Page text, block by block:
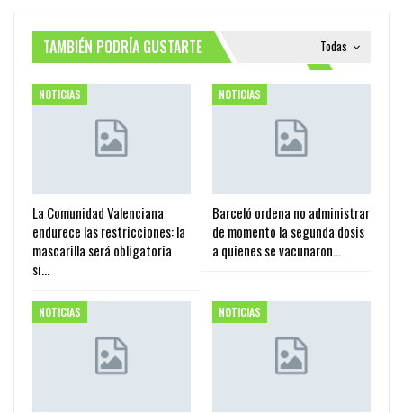
Todas
TAMBIÉN PODRÍA GUSTARTE
NOTICIAS
La Comunidad Valenciana
endurece las restricciones: la
mascarilla será obligatoria
si…
NOTICIAS
Barceló ordena no administrar
de momento la segunda dosis
a quienes se vacunaron…
NOTICIAS NOTICIAS